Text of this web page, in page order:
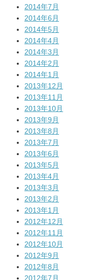
2014年7月
2014年6月
2014年5月
2014年4月
2014年3月
2014年2月
2014年1月
2013年12月
2013年11月
2013年10月
2013年9月
2013年8月
2013年7月
2013年6月
2013年5月
2013年4月
2013年3月
2013年2月
2013年1月
2012年12月
2012年11月
2012年10月
2012年9月
2012年8月
2012年7月